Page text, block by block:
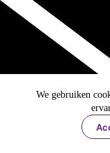
We gebruiken